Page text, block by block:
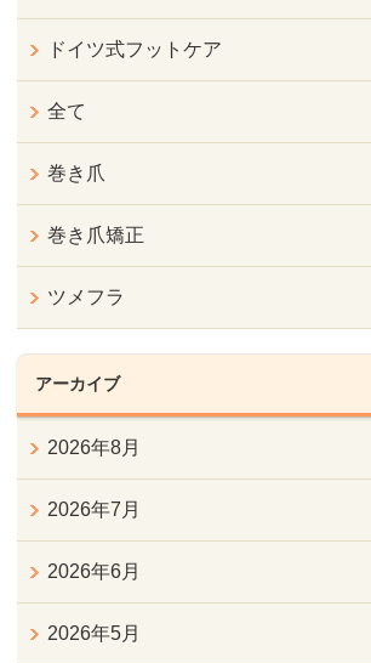
ドイツ式フットケア
全て
巻き爪
巻き爪矯正
ツメフラ
アーカイブ
2026年8月
2026年7月
2026年6月
2026年5月